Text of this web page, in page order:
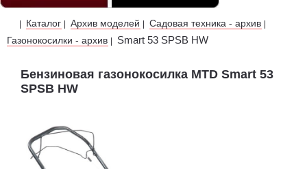
| Каталог | Архив моделей | Садовая техника - архив |
Газонокосилки - архив | Smart 53 SPSB HW
Бензиновая газонокосилка MTD Smart 53
SPSB HW